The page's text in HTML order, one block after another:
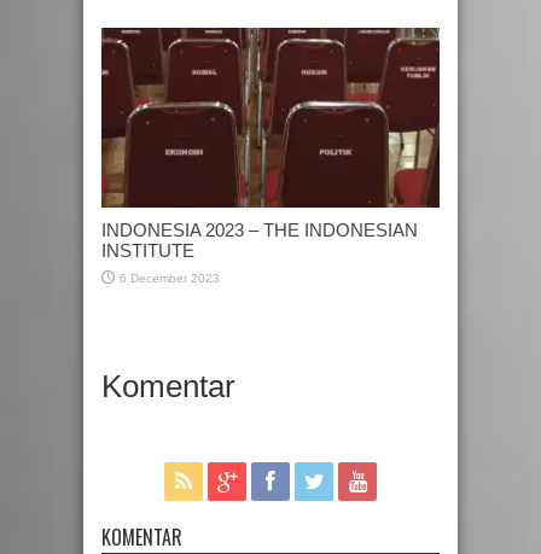
INDONESIA 2023 – THE INDONESIAN
INSTITUTE
6 December 2023
Komentar
KOMENTAR